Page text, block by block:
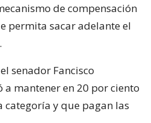
de compensación
permita sacar adelante el
senador Fancisco
mantener en 20 por ciento
y que pagan las